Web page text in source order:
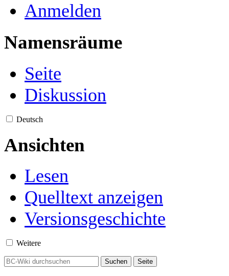
Anmelden
Namensräume
Seite
Diskussion
Deutsch
Ansichten
Lesen
Quelltext anzeigen
Versionsgeschichte
Weitere